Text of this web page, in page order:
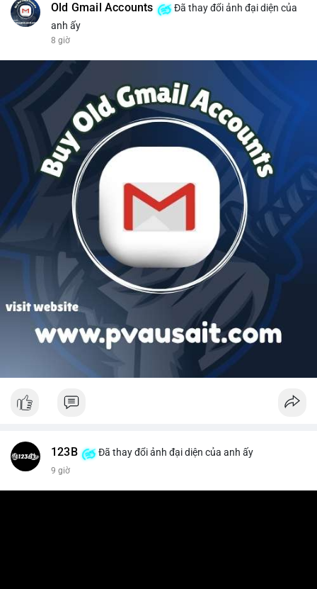
Old Gmail Accounts
Đã thay đổi ảnh đại diện của
anh ấy
8 giờ
123B Đã thay đổi ảnh đại diện của anh ấy
9 giờ